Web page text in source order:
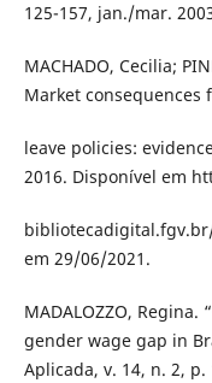
125-157, jan./mar.
MACHADO, Cecilia;
Market consequences
leave policies:
2016. Disponível em
em 29/06/2021.
MADALOZZO,
gender wage gap in
Aplicada, v. 14, n. 2, p.